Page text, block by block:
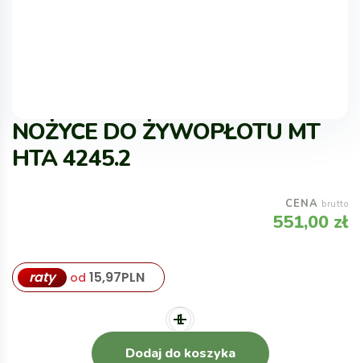
NOŻYCE DO ŻYWOPŁOTU MT
HTA 4245.2
CENA brutto
551,00 zł
raty od 15,97PLN
Dodaj do koszyka